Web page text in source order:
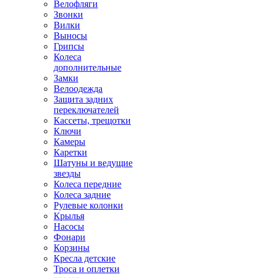
Велофляги
Звонки
Вилки
Выносы
Грипсы
Колеса
дополнительные
Замки
Велоодежда
Защита задних
переключателей
Кассеты, трещотки
Ключи
Камеры
Каретки
Шатуны и ведущие
звезды
Колеса передние
Колеса задние
Рулевые колонки
Крылья
Насосы
Фонари
Корзины
Кресла детские
Троса и оплетки